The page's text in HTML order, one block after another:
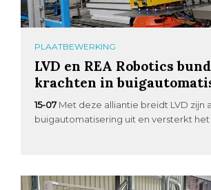
PLAATBEWERKING
LVD en REA Robotics
krachten in
15-07 Met deze alliantie breidt LVD zijn
buigautomatisering uit en versterkt het